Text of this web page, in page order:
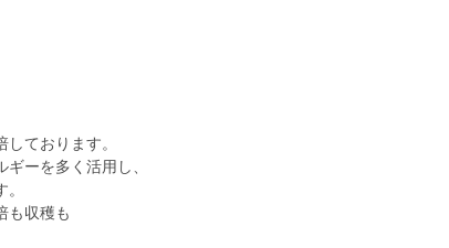
ております。
ーを多く活用し、
も収穫も